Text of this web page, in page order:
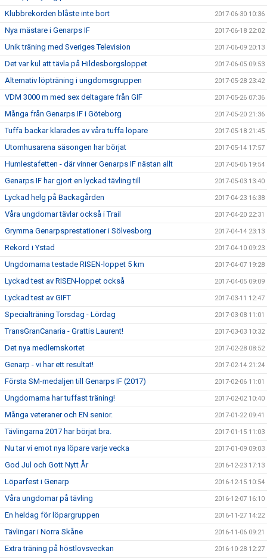
Klubbrekorden blåste inte bort 2017-06-30 10:36
Nya mästare i Genarps IF 2017-06-18 22:02
Unik träning med Sveriges Television 2017-06-09 20:13
Det var kul att tävla på Hildesborgsloppet 2017-06-05 09:53
Alternativ löpträning i ungdomsgruppen 2017-05-28 23:42
VDM 3000 m med sex deltagare från GIF 2017-05-26 07:36
Många från Genarps IF i Göteborg 2017-05-20 21:36
Tuffa backar klarades av våra tuffa löpare 2017-05-18 21:45
Utomhusarena säsongen har börjat 2017-05-14 17:57
Humlestafetten - där vinner Genarps IF nästan allt 2017-05-06 19:54
Genarps IF har gjort en lyckad tävling till 2017-05-03 13:40
Lyckad helg på Backagården 2017-04-23 16:38
Våra ungdomar tävlar också i Trail 2017-04-20 22:31
Grymma Genarpsprestationer i Sölvesborg 2017-04-14 23:13
Rekord i Ystad 2017-04-10 09:23
Ungdomarna testade RISEN-loppet 5 km 2017-04-07 19:28
Lyckad test av RISEN-loppet också 2017-04-05 09:09
Lyckad test av GIFT 2017-03-11 12:47
Specialträning Torsdag - Lördag 2017-03-08 11:01
TransGranCanaria - Grattis Laurent! 2017-03-03 10:32
Det nya medlemskortet 2017-02-28 08:52
Genarp - vi har ett resultat! 2017-02-14 21:24
Första SM-medaljen till Genarps IF (2017) 2017-02-06 11:01
Ungdomarna har tuffast träning! 2017-02-02 10:40
Många veteraner och EN senior. 2017-01-22 09:41
Tävlingarna 2017 har börjat bra. 2017-01-15 11:03
Nu tar vi emot nya löpare varje vecka 2017-01-09 09:03
God Jul och Gott Nytt År 2016-12-23 17:13
Löparfest i Genarp 2016-12-15 10:54
Våra ungdomar på tävling 2016-12-07 16:10
En heldag för löpargruppen 2016-11-27 14:22
Tävlingar i Norra Skåne 2016-11-06 09:21
Extra träning på höstlovsveckan 2016-10-28 12:27